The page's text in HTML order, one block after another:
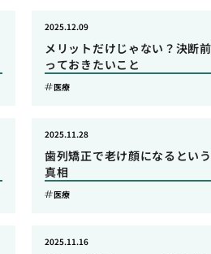
メリットだけじゃない？決断
っておきたいこと
2025.12.09
医療
歯列矯正で老け顔になるとい
真相
2025.11.28
医療
2025.11.16